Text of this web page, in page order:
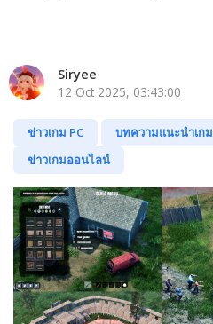
Siryee
12 Oct 2025, 03:43:00
ข่าวเกม PC บทความแนะนำเกม
ข่าวเกมออนไลน์